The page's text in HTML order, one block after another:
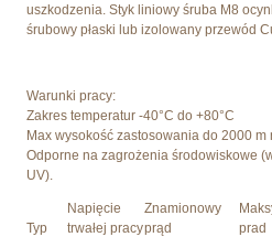
uszkodzenia. Styk liniowy śruba M8
śrubowy płaski lub izolowany przewód
Warunki pracy:
Zakres temperatur -40°C do +80°C
Max wysokość zastosowania do 2000 m
Odporne na zagrożenia środowiskowe
UV).
Typ
Napięcie
trwałej pracy
Znamionowy
prąd
prad